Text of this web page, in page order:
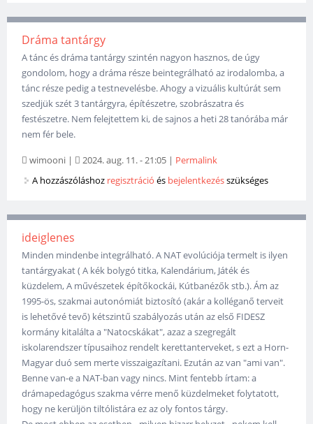
Dráma tantárgy
A tánc és dráma tantárgy szintén nagyon hasznos, de úgy
gondolom, hogy a dráma része beintegrálható az irodalomba, a
tánc része pedig a testnevelésbe. Ahogy a vizuális kultúrát sem
szedjük szét 3 tantárgyra, építészetre, szobrászatra és
festészetre. Nem felejtettem ki, de sajnos a heti 28 tanórába már
nem fér bele.
wimooni | 2024. aug. 11. - 21:05 | Permalink
A hozzászóláshoz regisztráció és bejelentkezésszükséges
ideiglenes
Minden mindenbe integrálható. A NAT evolúciója termelt is ilyen
tantárgyakat ( A kék bolygó titka, Kalendárium, Játék és
küzdelem, A művészetek építőkockái, Kútbanézők stb.). Ám az
1995-ös, szakmai autonómiát biztosító (akár a kolléganő terveit
is lehetővé tevő) kétszintű szabályozás után az első FIDESZ
kormány kitalálta a "Natocskákat", azaz a szegregált
iskolarendszer típusaihoz rendelt kerettanterveket, s ezt a Horn-
Magyar duó sem merte visszaigazítani. Ezután az van "ami van".
Benne van-e a NAT-ban vagy nincs. Mint fentebb írtam: a
drámapedagógus szakma vérre menő küzdelmeket folytatott,
hogy ne kerüljön tiltólistára ez az oly fontos tárgy.